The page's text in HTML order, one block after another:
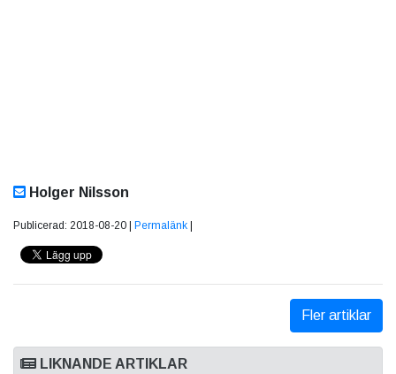
Holger Nilsson
Publicerad: 2018-08-20 | Permalänk
Fler artiklar
LIKNANDE ARTIKLAR